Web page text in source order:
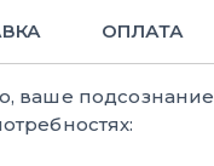
ОПЛАТА
ваше подсознание